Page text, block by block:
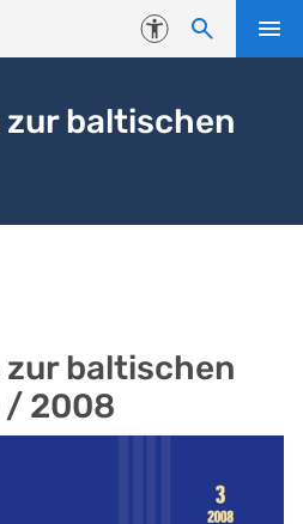
Accessibility
baltischen
baltischen
/ 2008